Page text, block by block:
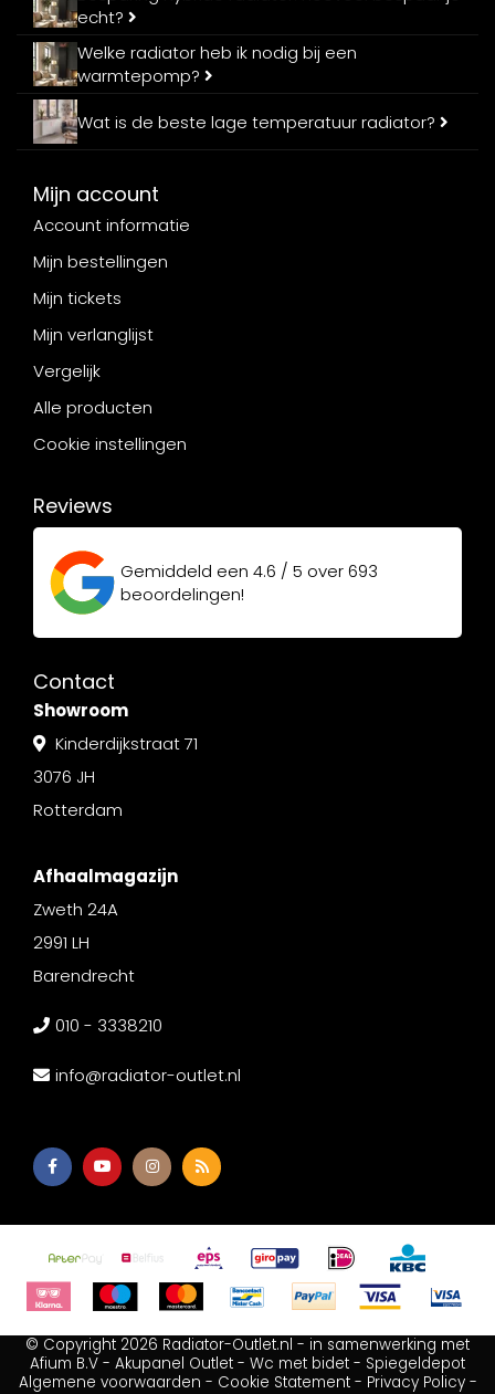
echt?
Welke radiator heb ik nodig bij een
warmtepomp?
Wat is de beste lage temperatuur radiator?
Mijn account
Account informatie
Mijn bestellingen
Mijn tickets
Mijn verlanglijst
Vergelijk
Alle producten
Cookie instellingen
Reviews
Gemiddeld een 4.6 / 5 over693
beoordelingen!
Contact
Showroom
Kinderdijkstraat 71
3076 JH
Rotterdam
Afhaalmagazijn
Zweth 24A
2991 LH
Barendrecht
010 - 3338210
info@radiator-outlet.nl
© Copyright 2026 Radiator-Outlet.nl - in samenwerking met
Afium B.V - Akupanel Outlet - Wc met bidet - Spiegeldepot
Algemene voorwaarden - Cookie Statement- Privacy Policy-